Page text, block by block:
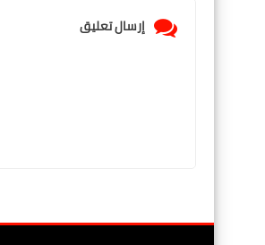
إرسال تعليق